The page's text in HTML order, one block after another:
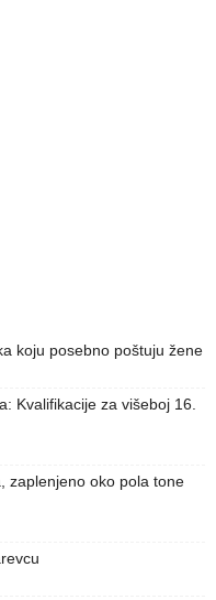
koju posebno poštuju žene
Kvalifikacije za višeboj 16.
zaplenjeno oko pola tone